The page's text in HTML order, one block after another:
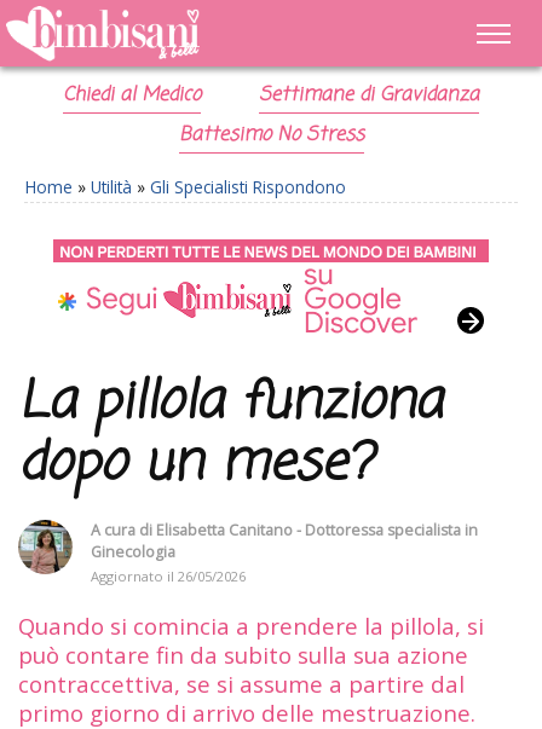
Chiedi al Medico
Settimane di Gravidanza
Battesimo No Stress
Home » Utilità » Gli Specialisti Rispondono
La pillola funziona
dopo un mese?
A cura di Elisabetta Canitano - Dottoressa specialista in
Ginecologia
Aggiornato il 26/05/2026
Quando si comincia a prendere la pillola, si
può contare fin da subito sulla sua azione
contraccettiva, se si assume a partire dal
primo giorno di arrivo delle mestruazione.